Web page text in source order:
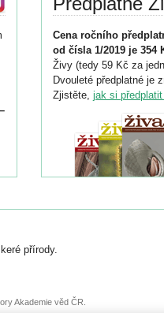
Cena ročního
od čísla 1/2019 je 354
Živy (tedy 59 Kč za
Dvouleté předplatné je
Zjistěte, jak si
přírody.
Akademie věd ČR.